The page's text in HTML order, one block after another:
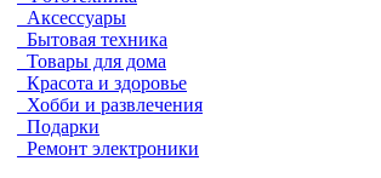
Аксессуары
Бытовая техника
Товары для дома
Красота и здоровье
Хобби и развлечения
Подарки
Ремонт электроники